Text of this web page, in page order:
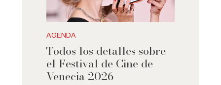
AGENDA
Todos los detalles sobre
el Festival de Cine de
Venecia 2026